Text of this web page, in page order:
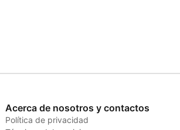
Acerca de nosotros y contactos
Política de privacidad